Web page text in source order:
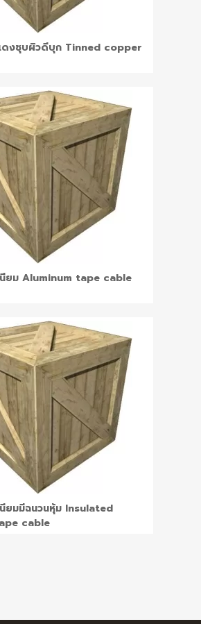
ดงชุบผิวดีบุก Tinned copper
นียม Aluminum tape cable
นียมมีฉนวนหุ้ม Insulated
cable